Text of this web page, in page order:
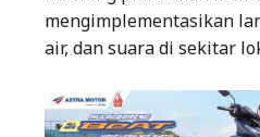
mengimplementasikan
air, dan suara di sekitar